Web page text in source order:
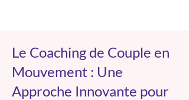
Le Coaching de Couple en
Mouvement : Une
Approche Innovante pour